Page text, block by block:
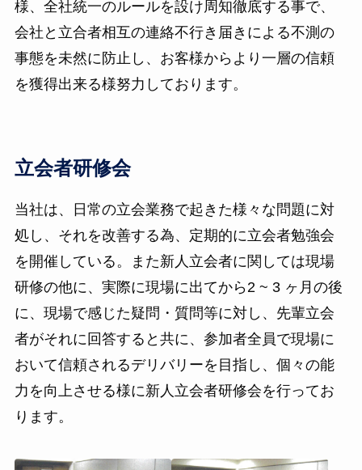
様、全社統一のルールを設け周知徹底する事で、
会社と立合者相互の連絡不行き届きによる不測の
事態を未然に防止し、お客様からより一層の信頼
を獲得出来る様努力しております。
立会者研修会
当社は、日常の立会業務で起きた様々な問題に対
処し、それを改善する為、定期的に立会者勉強会
を開催している。また新人立会者に関しては現場
研修の他に、実際に現場に出てから2 ~ 3 ヶ月の後
に、現場で感じた疑問・質問等に対し、先輩立会
者がそれに回答すると共に、参加者全員で現場に
おいて信頼されるデリバリーを目指し、個々の能
力を向上させる様に新人立会者研修会を行ってお
ります。